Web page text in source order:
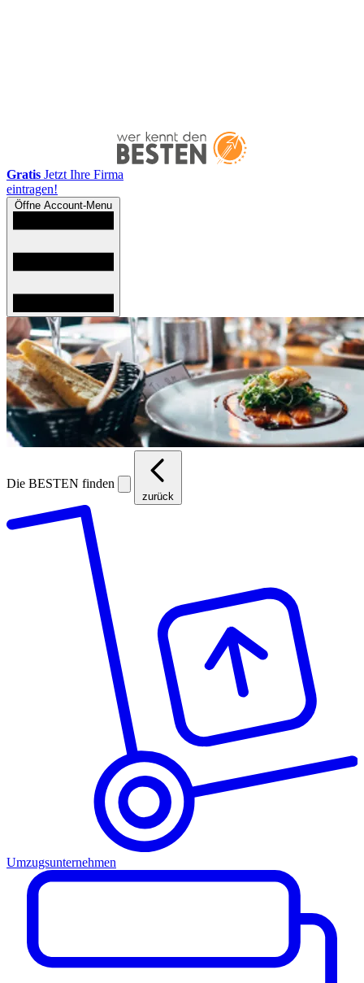
Gratis Jetzt Ihre Firma
eintragen!
Öffne Account-Menu
Die BESTEN finden
zurück
Umzugsunternehmen